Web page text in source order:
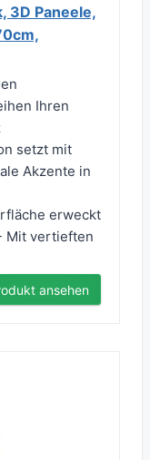
3D Paneele,
Ihren
setzt mit
Akzente in
erweckt
Mit vertieften
ansehen